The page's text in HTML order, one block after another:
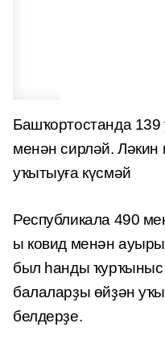
Башҡортостанда
менән сирләй. Ләкин
уҡытыуға күсмәй
Республикала 490
ы ковид менән
был һанды ҡурҡыныс
балаларҙы өйҙән
белдерҙе.